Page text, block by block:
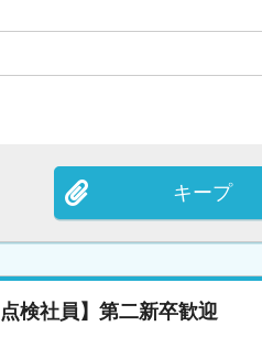
キープ
検社員】第二新卒歓迎